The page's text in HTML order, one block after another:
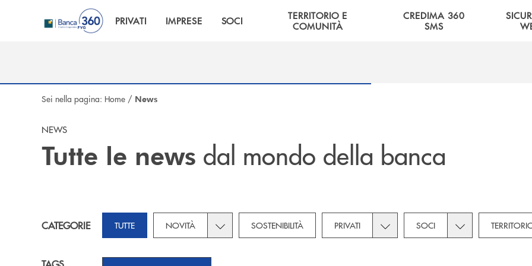
Salta al contenuto principale
PRIVATI IMPRESE SOCI
TERRITORIO E
COMUNITÀ
CREDIMA 360
SMS
Sei nella pagina: Home / News
NEWS
Tutte le news dal mondo della banca
CATEGORIE TUTTE NOVITÀ Toggle subcategories dropdown for Novità
SOSTENIBILITÀ PRIVATI Toggle subcategories dropdown for
SOCI Toggle